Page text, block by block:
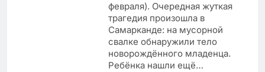
февраля). Очередная жуткая
трагедия произошла в
Самарканде: на мусорной
свалке обнаружили тело
новорождённого младенца.
Ребёнка нашли ещё…